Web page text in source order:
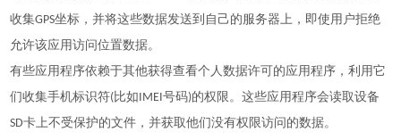
收集GPS坐标，并将这些数据发送到自己的服务器上，即使用户拒绝
允许该应用访问位置数据。
有些应用程序依赖于其他获得查看个人数据许可的应用程序，利用它
们收集手机标识符(比如IMEI号码)的权限。这些应用程序会读取设备
SD卡上不受保护的文件，并获取他们没有权限访问的数据。